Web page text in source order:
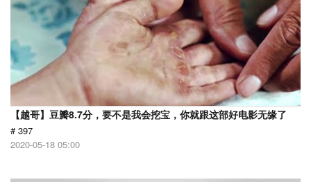
【越哥】豆瓣8.7分，要不是我会挖宝，你就跟这部好电影无缘了
# 397
2020-05-18 05:00